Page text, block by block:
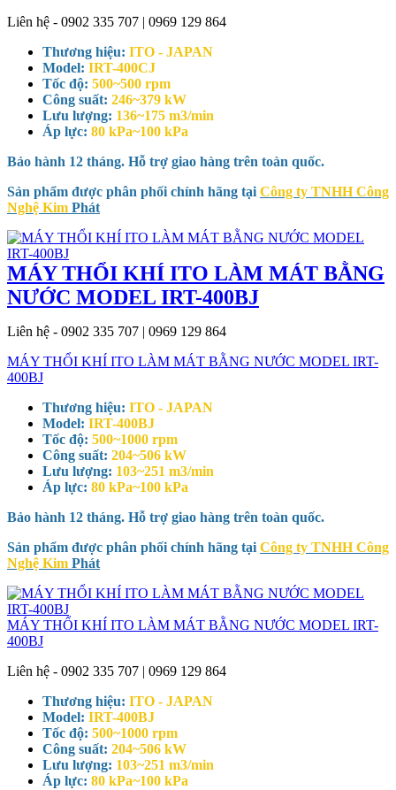
Liên hệ - 0902 335 707 | 0969 129 864
Thương hiệu: ITO - JAPAN
Model: IRT-400CJ
Tốc độ: 500~500 rpm
Công suất: 246~379 kW
Lưu lượng: 136~175 m3/min
Áp lực: 80 kPa~100 kPa
Bảo hành 12 tháng. Hỗ trợ giao hàng trên toàn quốc.
Sản phẩm được phân phối chính hãng tại Công ty TNHH Công
Nghệ Kim Phát
MÁY THỔI KHÍ ITO LÀM MÁT BẰNG
NƯỚC MODEL IRT-400BJ
Liên hệ - 0902 335 707 | 0969 129 864
MÁY THỔI KHÍ ITO LÀM MÁT BẰNG NƯỚC MODEL IRT-
400BJ
Thương hiệu: ITO - JAPAN
Model: IRT-400BJ
Tốc độ: 500~1000 rpm
Công suất: 204~506 kW
Lưu lượng: 103~251 m3/min
Áp lực: 80 kPa~100 kPa
Bảo hành 12 tháng. Hỗ trợ giao hàng trên toàn quốc.
Sản phẩm được phân phối chính hãng tại Công ty TNHH Công
Nghệ Kim Phát
MÁY THỔI KHÍ ITO LÀM MÁT BẰNG NƯỚC MODEL IRT-
400BJ
Liên hệ - 0902 335 707 | 0969 129 864
Thương hiệu: ITO - JAPAN
Model: IRT-400BJ
Tốc độ: 500~1000 rpm
Công suất: 204~506 kW
Lưu lượng: 103~251 m3/min
Áp lực: 80 kPa~100 kPa